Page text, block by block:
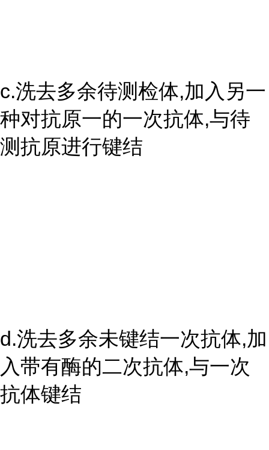
c.洗去多余待测检体,加入另一
种对抗原一的一次抗体,与待
测抗原进行键结
d.洗去多余未键结一次抗体,加
入带有酶的二次抗体,与一次
抗体键结